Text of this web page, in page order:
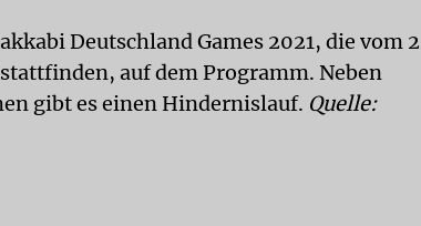
Deutschland Games 2021, die vom
auf dem Programm. Neben
gibt es einen Hindernislauf. Quelle: